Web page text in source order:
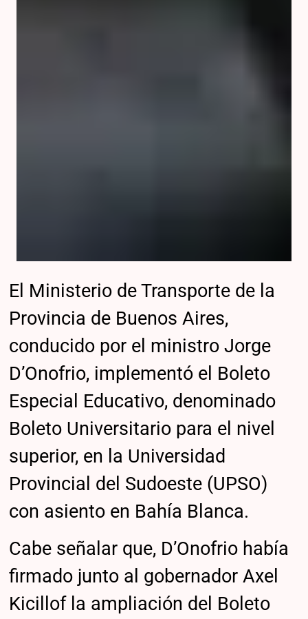
El Ministerio de Transporte de la
Provincia de Buenos Aires,
conducido por el ministro Jorge
D’Onofrio, implementó el Boleto
Especial Educativo, denominado
Boleto Universitario para el nivel
superior, en la Universidad
Provincial del Sudoeste (UPSO)
con asiento en Bahía Blanca.
Cabe señalar que, D’Onofrio había
firmado junto al gobernador Axel
Kicillof la ampliación del Boleto